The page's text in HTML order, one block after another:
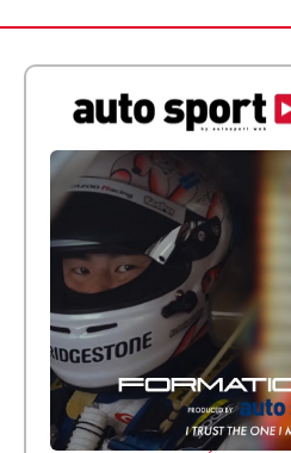
倒す相手を、信じてる。
【FORMATION LAP
2026